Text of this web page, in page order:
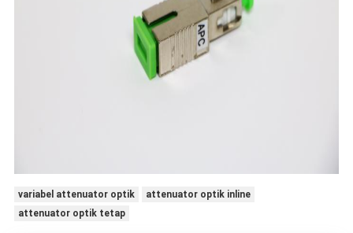
variabel attenuator optik
attenuator optik inline
attenuator optik tetap